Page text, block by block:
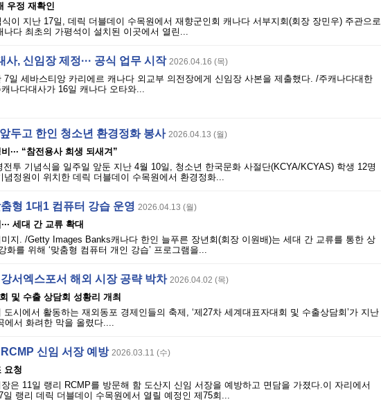
우정 재확인
이 지난 17일, 데릭 더블데이 수목원에서 재향군인회 캐나다 서부지회(회장 장민우) 주관으로
나다 최초의 가평석이 설치된 이곳에서 열린...
, 신임장 제정··· 공식 업무 시작 2026.04.16 (목)
일 세바스티앙 카리에르 캐나다 외교부 의전장에게 신임장 사본을 제출했다. /주캐나다대한
나다대사가 16일 캐나다 오타와...
두고 한인 청소년 환경정화 봉사 2026.04.13 (월)
··· “참전용사 희생 되새겨”
전투 기념식을 일주일 앞둔 지난 4월 10일, 청소년 한국문화 사절단(KCYA/KCYAS) 학생 12명
념정원이 위치한 데릭 더블데이 수목원에서 환경정화...
형 1대1 컴퓨터 강습 운영 2026.04.13 (월)
세대 간 교류 확대
지. /Getty Images Banks캐나다 한인 늘푸른 장년회(회장 이원배)는 세대 간 교류를 통한 상
화를 위해 ‘맞춤형 컴퓨터 개인 강습’ 프로그램을...
서엑스포서 해외 시장 공략 박차 2026.04.02 (목)
및 수출 상담회 성황리 개최
도시에서 활동하는 재외동포 경제인들의 축제, ‘제27차 세계대표자대회 및 수출상담회’가 지난
에서 화려한 막을 올렸다....
신임 서장 예방 2026.03.11 (수)
요청
은 11일 랭리 RCMP를 방문해 함 도산지 신임 서장을 예방하고 면담을 가졌다.이 자리에서
일 랭리 데릭 더블데이 수목원에서 열릴 예정인 제75회...